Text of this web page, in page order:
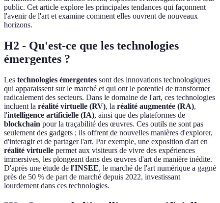
public. Cet article explore les principales tendances qui façonnent
l'avenir de l'art et examine comment elles ouvrent de nouveaux
horizons.
H2 - Qu'est-ce que les technologies
émergentes ?
Les technologies émergentes sont des innovations technologiques
qui apparaissent sur le marché et qui ont le potentiel de transformer
radicalement des secteurs. Dans le domaine de l'art, ces technologies
incluent la réalité virtuelle (RV), la réalité augmentée (RA),
l'intelligence artificielle (IA), ainsi que des plateformes de
blockchain pour la traçabilité des œuvres. Ces outils ne sont pas
seulement des gadgets ; ils offrent de nouvelles manières d'explorer,
d'interagir et de partager l'art. Par exemple, une exposition d'art en
réalité virtuelle permet aux visiteurs de vivre des expériences
immersives, les plongeant dans des œuvres d'art de manière inédite.
D'après une étude de l'INSEE, le marché de l'art numérique a gagné
près de 50 % de part de marché depuis 2022, investissant
lourdement dans ces technologies.